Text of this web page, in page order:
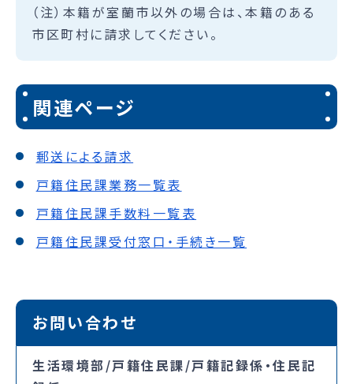
（注）本籍が室蘭市以外の場合は、本籍のある
市区町村に請求してください。
関連ページ
郵送による請求
戸籍住民課業務一覧表
戸籍住民課手数料一覧表
戸籍住民課受付窓口・手続き一覧
お問い合わせ
生活環境部/戸籍住民課/戸籍記録係・住民記